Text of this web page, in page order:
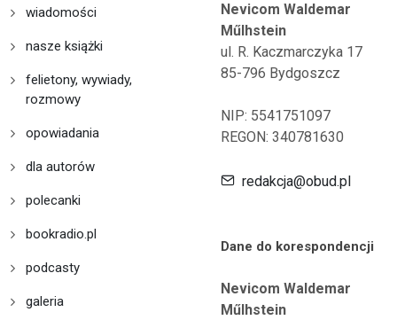
wiadomości
nasze książki
felietony, wywiady,
rozmowy
opowiadania
dla autorów
polecanki
bookradio.pl
podcasty
galeria
Nevicom Waldemar
Műlhstein
ul. R. Kaczmarczyka 17
85-796 Bydgoszcz
NIP: 5541751097
REGON: 340781630
redakcja@obud.pl
Dane do korespondencji
Nevicom Waldemar
Műlhstein